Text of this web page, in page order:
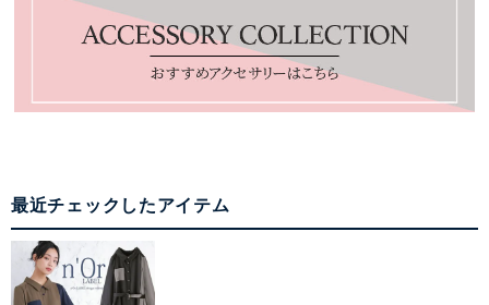
最近チェックしたアイテム